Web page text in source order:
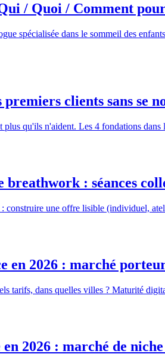
/ Quoi / Comment
spécialisée dans le sommeil des
clients sans se
plus qu'ils n'aident. Les 4 fondations
breathwork : séances
construire une offre lisible (individuel,
en 2026 : marché
tarifs, dans quelles villes ? Maturité
2026 : marché de